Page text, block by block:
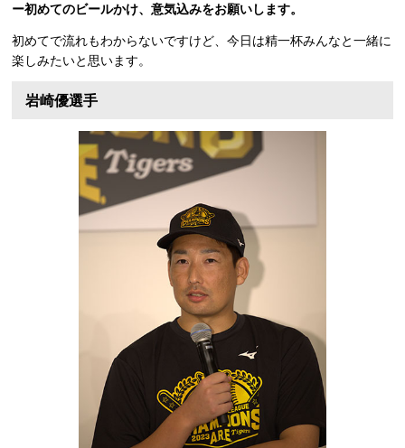
ー初めてのビールかけ、意気込みをお願いします。
初めてで流れもわからないですけど、今日は精一杯みんなと一緒に
楽しみたいと思います。
岩崎優選手